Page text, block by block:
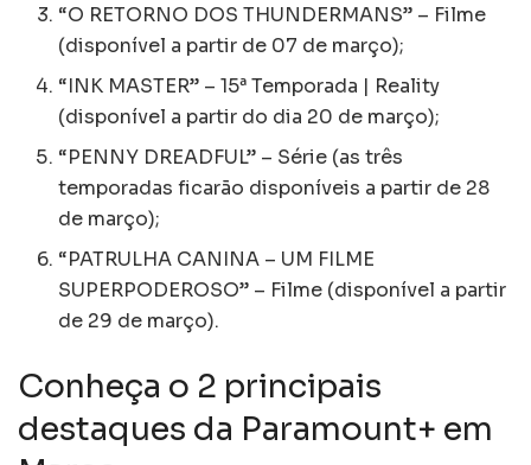
“O RETORNO DOS THUNDERMANS” – Filme
(disponível a partir de 07 de março);
“INK MASTER” – 15ª Temporada | Reality
(disponível a partir do dia 20 de março);
“PENNY DREADFUL” – Série (as três
temporadas ficarão disponíveis a partir de 28
de março);
“PATRULHA CANINA – UM FILME
SUPERPODEROSO” – Filme (disponível a partir
de 29 de março).
Conheça o 2 principais
destaques da Paramount+ em